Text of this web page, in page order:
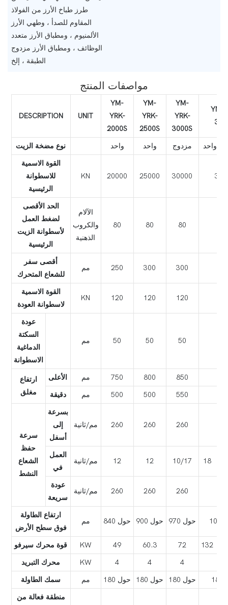
طرز طباخ الأرز من الفولاذ
المقاوم للصدأ ، وطهي الأرز
الألمنيوم ، ومطباق الأرز متعدد
الوظائف ، ومطباق الأرز مزدوج
الطبقة ، إلخ
مواصفات المنتج
DESCRIPTION UNIT
YM-
YRK-
2000S
YM-
YRK-
2500S
YM-
YRK-
3000S
YM-
نوع مضخة الزيت واحد واحد مزدوج
القوة الاسمية
للاسطوانة
الرئيسية
KN 20000 25000 30000
الحد الأقصى
لضغط العمل
لأسطوانة الزيت
الرئيسية
الآلام
والكروب
الذهنية
80 80 80
أقصى سفر
للشعاع المتحرك
مم 250 300 300
القوة الاسمية
لاسطوانة العودة
KN 120 120 120
عودة
السكتة
الدماغية
الاسطوانة
مم 50 50 50
ارتفاع
مغلق
الأعلى مم 750 800 850
دقيقة
مم 500 500 550
سرعة
حفظ
الشعاع
النشط
بسرعة
إلى
أسفل
مم/ثانية 260 260 260
العمل
في
مم/ثانية 12 12 10/17 18
عودة
سريعة
مم/ثانية 260 260 260
ارتفاع الطاولة
فوق سطح الأرض
مم حول 840 حول 900 حول 970
قوة محرك سيرفو KW 49 60.3 72
132
محرك التبريد
KW 4 4 4
سمك الطاولة
مم حول 180 حول 180 حول 180
منطقة فعالة من